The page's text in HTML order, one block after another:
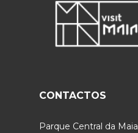
CONTACTOS
Parque Central da Maia